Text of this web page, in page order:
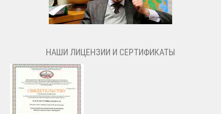
НАШИ ЛИЦЕНЗИИ И СЕРТИФИКАТЫ